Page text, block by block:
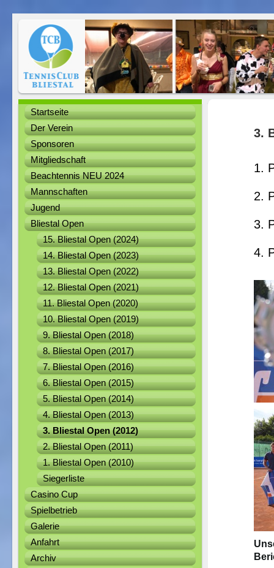
Startseite
Der Verein
Sponsoren
Mitgliedschaft
Beachtennis NEU 2024
Mannschaften
Jugend
Bliestal Open
15. Bliestal Open (2024)
14. Bliestal Open (2023)
13. Bliestal Open (2022)
12. Bliestal Open (2021)
11. Bliestal Open (2020)
10. Bliestal Open (2019)
9. Bliestal Open (2018)
8. Bliestal Open (2017)
7. Bliestal Open (2016)
6. Bliestal Open (2015)
5. Bliestal Open (2014)
4. Bliestal Open (2013)
3. Bliestal Open (2012)
2. Bliestal Open (2011)
1. Bliestal Open (2010)
Siegerliste
Casino Cup
Spielbetrieb
Galerie
Anfahrt
Archiv
3.
1.
2.
3.
4.